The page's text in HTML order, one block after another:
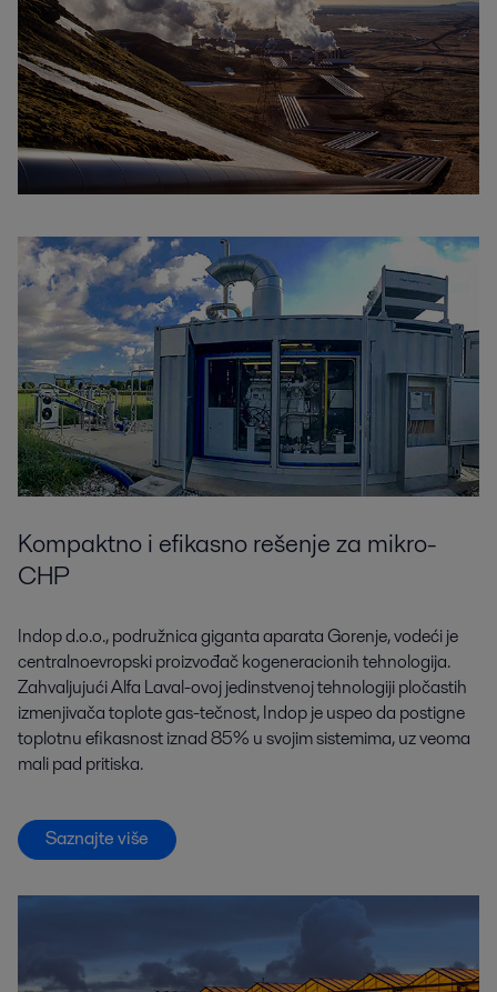
Kompaktno i efikasno rešenje za mikro-
CHP
Indop d.o.o., podružnica giganta aparata Gorenje, vodeći je
centralnoevropski proizvođač kogeneracionih tehnologija.
Zahvaljujući Alfa Laval-ovoj jedinstvenoj tehnologiji pločastih
izmenjivača toplote gas-tečnost, Indop je uspeo da postigne
toplotnu efikasnost iznad 85% u svojim sistemima, uz veoma
mali pad pritiska.
Saznajte više